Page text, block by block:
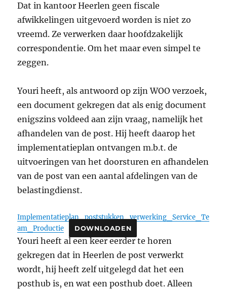
Dat in kantoor Heerlen geen fiscale
afwikkelingen uitgevoerd worden is niet zo
vreemd. Ze verwerken daar hoofdzakelijk
correspondentie. Om het maar even simpel te
zeggen.
Youri heeft, als antwoord op zijn WOO verzoek,
een document gekregen dat als enig document
enigszins voldeed aan zijn vraag, namelijk het
afhandelen van de post. Hij heeft daarop het
implementatieplan ontvangen m.b.t. de
uitvoeringen van het doorsturen en afhandelen
van de post van een aantal afdelingen van de
belastingdienst.
Implementatieplan_poststukken_verwerking_Service_Te
am_Productie
DOWNLOADEN
Youri heeft al een keer eerder te horen
gekregen dat in Heerlen de post verwerkt
wordt, hij heeft zelf uitgelegd dat het een
posthub is, en wat een posthub doet. Alleen